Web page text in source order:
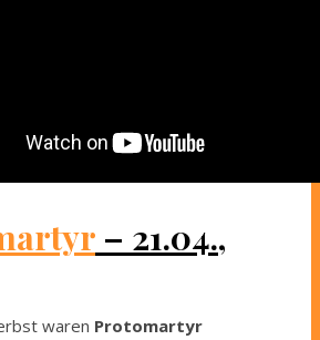
– 21.04.,
waren Protomartyr